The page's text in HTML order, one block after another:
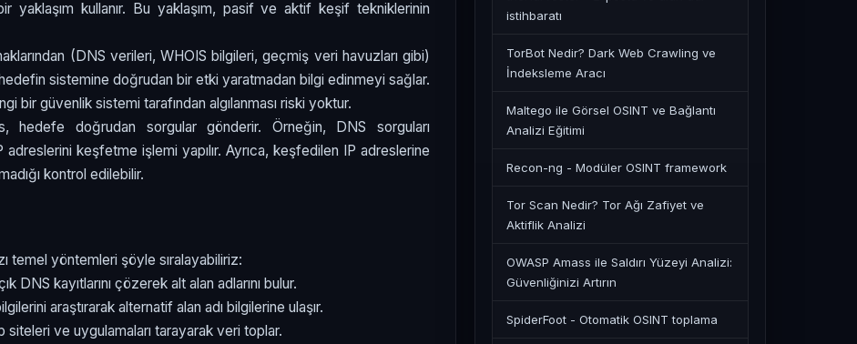
kullanır. Bu yaklaşım, pasif ve aktif keşif tekniklerinin
(DNS verileri, WHOIS bilgileri, geçmiş veri havuzları gibi)
sistemine doğrudan bir etki yaratmadan bilgi edinmeyi sağlar.
bir güvenlik sistemi tarafından algılanması riski yoktur.
hedefe doğrudan sorgular gönderir. Örneğin, DNS sorguları
adreslerini keşfetme işlemi yapılır. Ayrıca, keşfedilen IP adreslerine
kontrol edilebilir.
temel yöntemleri şöyle sıralayabiliriz:
DNS kayıtlarını çözerek alt alan adlarını bulur.
araştırarak alternatif alan adı bilgilerine ulaşır.
siteleri ve uygulamaları tarayarak veri toplar.
istihbaratı
TorBot Nedir? Dark Web Crawling ve
İndeksleme Aracı
Maltego ile Görsel OSINT ve Bağlantı
Analizi Eğitimi
Recon-ng - Modüler OSINT framework
Tor Scan Nedir? Tor Ağı Zafiyet ve
Aktiflik Analizi
OWASP Amass ile Saldırı Yüzeyi Analizi:
Güvenliğinizi Artırın
SpiderFoot - Otomatik OSINT toplama